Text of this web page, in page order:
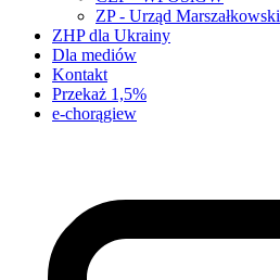
ZP - Urząd Marszałkowski
ZHP dla Ukrainy
Dla mediów
Kontakt
Przekaż 1,5%
e-chorągiew